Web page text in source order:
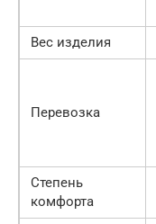
Вес изделия
Перевозка
Степень
комфорта